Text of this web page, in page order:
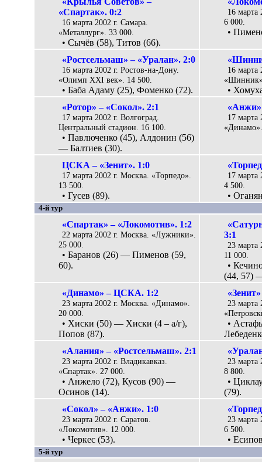
«Спартак». 0:2
16 марта 2002 г. Самара.
«Металлург». 33 000.
• Сычёв (58), Титов (66).
16
6 000.
•
«Ростсельмаш» – «Уралан». 2:0
16 марта 2002 г. Ростов-на-Дону.
«Олимп XXI век». 14 500.
• Баба Адаму (25), Фоменко (72).
16 марта
•
«Ротор» – «Сокол». 2:1
17 марта 2002 г. Волгоград.
Центральный стадион. 16 100.
• Павлюченко (45), Алдонин (56)
— Балтиев (30).
«Анжи»
17 марта
ЦСКА – «Зенит». 1:0
17 марта 2002 г. Москва. «Торпедо».
13 500.
• Гусев (89).
17
4 500.
•
4-й тур
«Спартак» – «Локомотив». 1:2
22 марта 2002 г. Москва. «Лужники».
25 000.
• Баранов (26) — Пименов (59,
60).
3:1
23 марта
11 000.
•
(44, 57)
«Динамо» – ЦСКА. 1:2
23 марта 2002 г. Москва. «Динамо».
20 000.
• Хиски (50) — Хиски (4 – а/г),
Попов (87).
23 марта
•
«Алания» – «Ростсельмаш». 2:1
23 марта 2002 г. Владикавказ.
«Спартак». 27 000.
• Анжело (72), Кусов (90) —
Осинов (14).
23 марта
8 800.
•
(79).
«Сокол» – «Анжи». 1:0
23 марта 2002 г. Саратов.
«Локомотив». 12 000.
• Черкес (53).
23 марта
6 500.
•
5-й тур